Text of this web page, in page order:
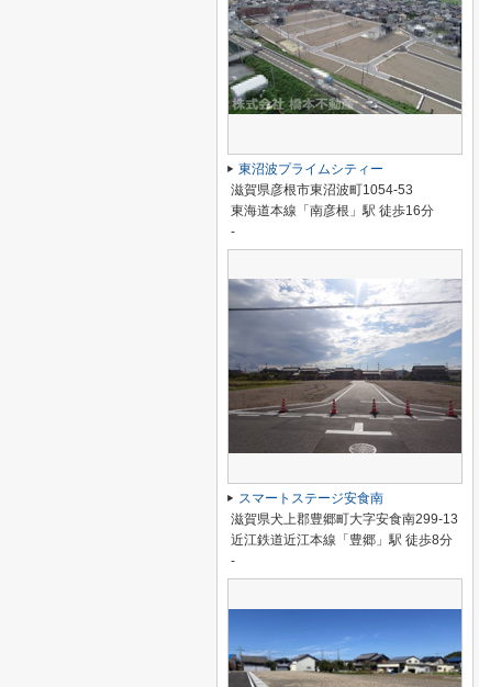
東沼波プライムシティー
滋賀県彦根市東沼波町1054-53
東海道本線「南彦根」駅 徒歩16分
-
スマートステージ安食南
滋賀県犬上郡豊郷町大字安食南299-13
近江鉄道近江本線「豊郷」駅 徒歩8分
-